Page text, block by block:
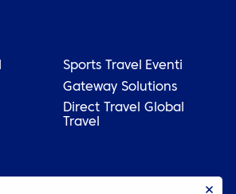
Sports Travel
Eventi
Gateway Solutions
Direct Travel Global
Travel